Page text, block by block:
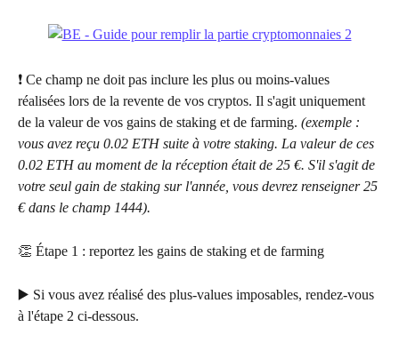
❗ Ce champ ne doit pas inclure les plus ou moins-values
réalisées lors de la revente de vos cryptos. Il s'agit uniquement
de la valeur de vos gains de staking et de farming. (exemple :
vous avez reçu 0.02 ETH suite à votre staking. La valeur de ces
0.02 ETH au moment de la réception était de 25 €. S'il s'agit de
votre seul gain de staking sur l'année, vous devrez renseigner 25
€ dans le champ 1444).
👏 Étape 1 : reportez les gains de staking et de farming
▶️ Si vous avez réalisé des plus-values imposables, rendez-vous
à l'étape 2 ci-dessous.